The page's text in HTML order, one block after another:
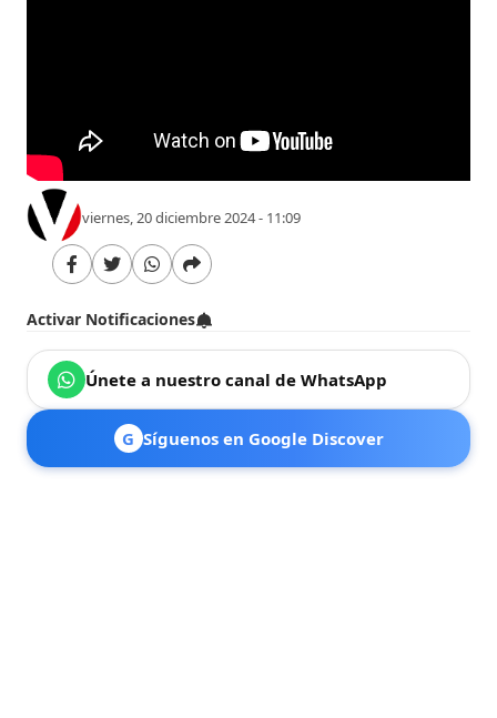
viernes, 20 diciembre 2024 - 11:09
Activar Notificaciones
Únete a nuestro canal de WhatsApp
G Síguenos en Google Discover